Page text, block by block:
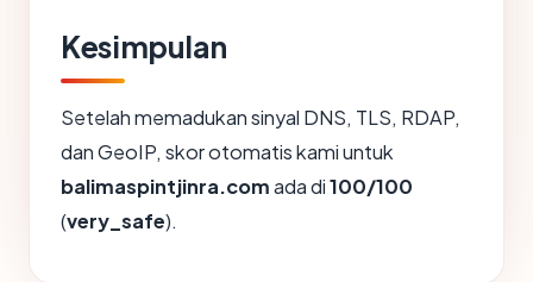
Kesimpulan
Setelah memadukan sinyal DNS, TLS, RDAP,
dan GeoIP, skor otomatis kami untuk
balimaspintjinra.comada di100/100
(very_safe).